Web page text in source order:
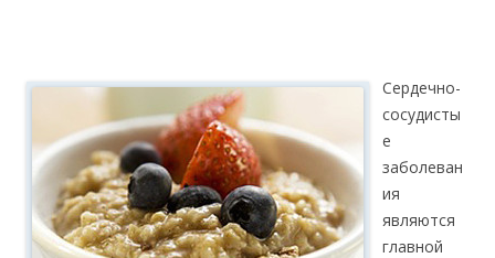
Сердечно-
сосудисты
е
заболеван
ия
являются
главной